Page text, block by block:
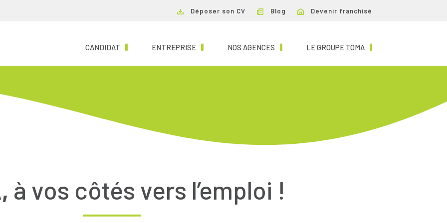
Déposer son CV Blog Devenir franchisé
CANDIDAT (CURRENT)ENTREPRISE(CURRENT)NOS AGENCES (CURRENT)LE GROUPE TOMA (CURRENT)
à vos côtés vers l’emploi !